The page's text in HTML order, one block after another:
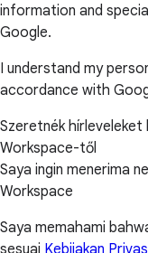
information and
Google.
I understand my
accordance with
Szeretnék hírleveleket
Workspace-től
Saya ingin menerima
Workspace
Saya memahami
sesuai Kebijakan